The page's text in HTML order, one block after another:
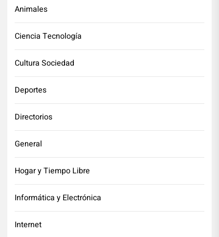
Animales
Ciencia Tecnología
Cultura Sociedad
Deportes
Directorios
General
Hogar y Tiempo Libre
Informática y Electrónica
Internet